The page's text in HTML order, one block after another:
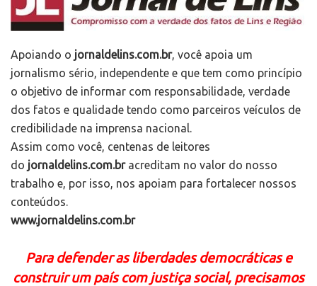
Apoiando o jornaldelins.com.br, você apoia um
jornalismo sério, independente e que tem como princípio
o objetivo de informar com responsabilidade, verdade
dos fatos e qualidade tendo como parceiros veículos de
credibilidade na imprensa nacional.
Assim como você, centenas de leitores
do jornaldelins.com.bracreditam no valor do nosso
trabalho e, por isso, nos apoiam para fortalecer nossos
conteúdos.
www.jornaldelins.com.br
Para defender as liberdades democráticas e
construir um país com justiça social, precisamos